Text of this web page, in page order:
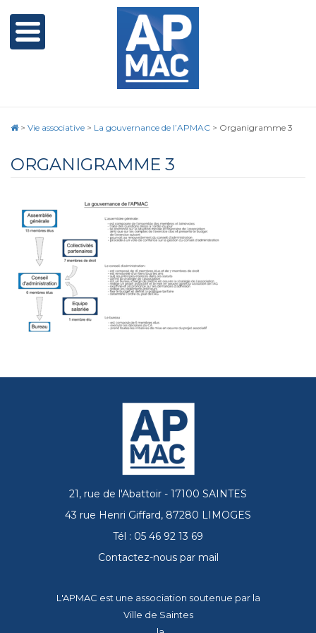
> Vie associative > La gouvernance de l’APMAC > Organigramme 3
ORGANIGRAMME 3
21, rue de l'Abattoir - 17100 SAINTES
43 rue Henri Giffard, 87280 LIMOGES
Tél : 05 46 92 13 69
Contactez-nous par mail
L'APMAC est une association soutenue par la
Ville de Saintes